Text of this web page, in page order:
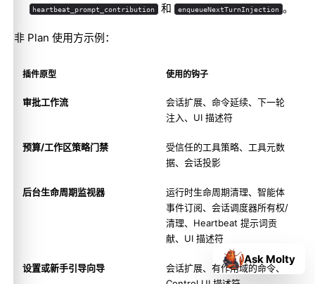
heartbeat_prompt_contribution 和 enqueueNextTurnInjection 。
非 Plan 使用方示例：
插件原型 使用的钩子
审批工作流
会话扩展、命令延续、下一轮
注入、UI 描述符
预算/工作区策略门禁
受信任的工具策略、工具元数
据、会话投影
后台生命周期监视器
运行时生命周期清理、智能体
事件订阅、会话调度器所有权/
清理、Heartbeat 提示词贡
献、UI 描述符
设置或新手引导向导
会话扩展、有作用域的命令、
Ask Molty